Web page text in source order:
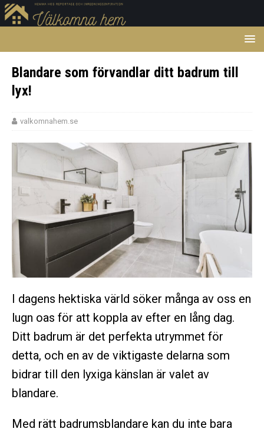
Blandare som förvandlar ditt badrum till
lyx!
valkomnahem.se
I dagens hektiska värld söker många av oss en
lugn oas för att koppla av efter en lång dag.
Ditt badrum är det perfekta utrymmet för
detta, och en av de viktigaste delarna som
bidrar till den lyxiga känslan är valet av
blandare.
Med rätt badrumsblandare kan du inte bara